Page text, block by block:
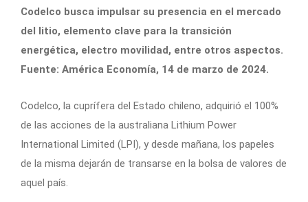
Codelco busca impulsar su presencia en el mercado
del litio, elemento clave para la transición
energética, electro movilidad, entre otros aspectos.
Fuente: América Economía, 14 de marzo de 2024.
Codelco, la cuprífera del Estado chileno, adquirió el 100%
de las acciones de la australiana Lithium Power
International Limited (LPI), y desde mañana, los papeles
de la misma dejarán de transarse en la bolsa de valores de
aquel país.